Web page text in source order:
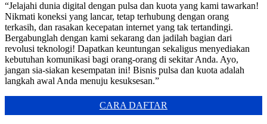
“Jelajahi dunia digital dengan pulsa dan kuota yang kami tawarkan!
Nikmati koneksi yang lancar, tetap terhubung dengan orang
terkasih, dan rasakan kecepatan internet yang tak tertandingi.
Bergabunglah dengan kami sekarang dan jadilah bagian dari
revolusi teknologi! Dapatkan keuntungan sekaligus menyediakan
kebutuhan komunikasi bagi orang-orang di sekitar Anda. Ayo,
jangan sia-siakan kesempatan ini! Bisnis pulsa dan kuota adalah
langkah awal Anda menuju kesuksesan.”
CARA DAFTAR